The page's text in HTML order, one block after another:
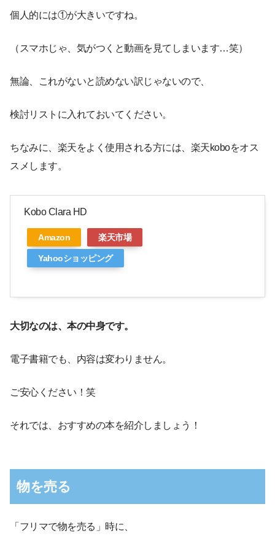
個人的には①が大きいですね。
（スマホじゃ、気がつくと動画を見てしまいます…笑）
無論、これがないと読めない訳じゃないので、
検討リストに入れておいてください。
ちなみに、楽天をよく使用される方には、楽天koboをオス
スメします。
Kobo Clara HD
Amazon 楽天市場
Yahooショッピング
大切なのは、本の中身です。
電子書籍でも、内容は変わりません。
ご安心ください！笑
それでは、おすすめの本を紹介しましょう！
物を売る
「フリマで物を売る」時に、